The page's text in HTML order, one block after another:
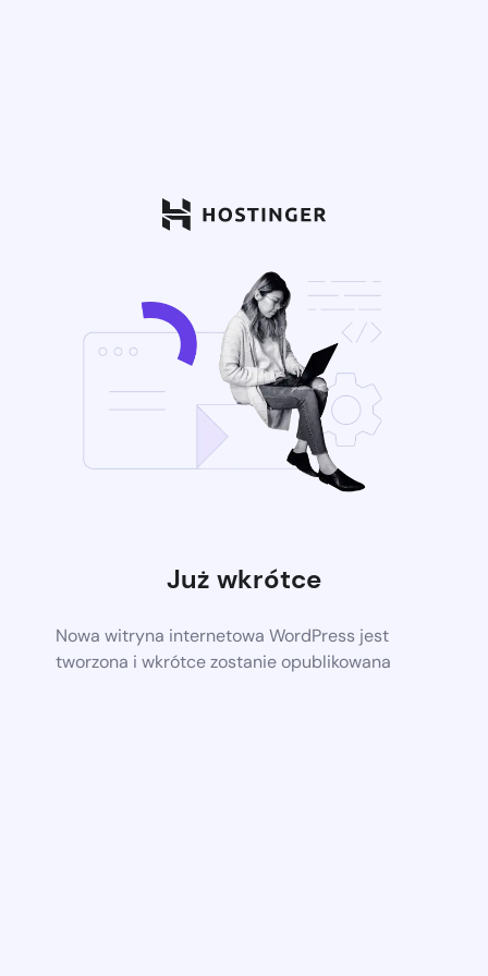
Już wkrótce
Nowa witryna internetowa WordPress jest
tworzona i wkrótce zostanie opublikowana